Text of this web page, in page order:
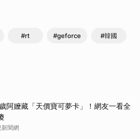
#rt #geforce #韓國
阿嬤藏「天價寶可夢卡」！網友一看全
新聞網